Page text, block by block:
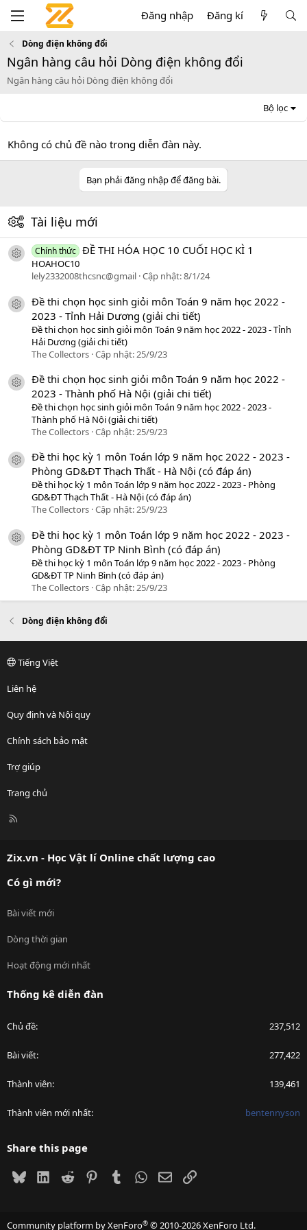
Đăng nhập Đăng kí
Dòng điện không đổi
Ngân hàng câu hỏi Dòng điện không đổi
Ngân hàng câu hỏi Dòng điện không đổi
Bộ lọc
Không có chủ đề nào trong diễn đàn này.
Bạn phải đăng nhập để đăng bài.
Tài liệu mới
icon tài liệu
Chính thức ĐỀ THI HÓA HỌC 10 CUỐI HỌC KÌ 1
HOAHOC10
lely2332008thcsnc@gmail Cập nhật:8/1/24
icon tài liệu
Đề thi chọn học sinh giỏi môn Toán 9 năm học 2022 -
2023 - Tỉnh Hải Dương (giải chi tiết)
Đề thi chọn học sinh giỏi môn Toán 9 năm học 2022 - 2023 - Tỉnh
Hải Dương (giải chi tiết)
The Collectors Cập nhật:25/9/23
icon tài liệu
Đề thi chọn học sinh giỏi môn Toán 9 năm học 2022 -
2023 - Thành phố Hà Nội (giải chi tiết)
Đề thi chọn học sinh giỏi môn Toán 9 năm học 2022 - 2023 -
Thành phố Hà Nội (giải chi tiết)
The Collectors Cập nhật:25/9/23
icon tài liệu
Đề thi học kỳ 1 môn Toán lớp 9 năm học 2022 - 2023 -
Phòng GD&ĐT Thạch Thất - Hà Nội (có đáp án)
Đề thi học kỳ 1 môn Toán lớp 9 năm học 2022 - 2023 - Phòng
GD&ĐT Thạch Thất - Hà Nội (có đáp án)
The Collectors Cập nhật:25/9/23
icon tài liệu
Đề thi học kỳ 1 môn Toán lớp 9 năm học 2022 - 2023 -
Phòng GD&ĐT TP Ninh Bình (có đáp án)
Đề thi học kỳ 1 môn Toán lớp 9 năm học 2022 - 2023 - Phòng
GD&ĐT TP Ninh Bình (có đáp án)
The Collectors Cập nhật: 25/9/23
Dòng điện không đổi
Tiếng Việt
Liên hệ
Quy định và Nội quy
Chính sách bảo mật
Trợ giúp
Trang chủ
R
Zix.vn - Học Vật lí Online chất lượng cao
Có gì mới?
Bài viết mới
Dòng thời gian
Hoạt động mới nhất
Thống kê diễn đàn
Chủ đề 237,512
Bài viết 277,422
Thành viên 139,461
Thành viên mới nhất bentennyson
Share this page
BlueskyLinkedIn
Reddit PinterestTumblrWhatsApp
EmailLink
Community platform by XenForo® © 2010-2026 XenForo Ltd.